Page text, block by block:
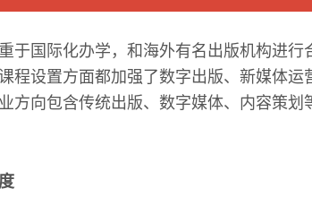
于国际化办学，和海外有名出版机构进
程设置方面都加强了数字出版、新媒体运
方向包含传统出版、数字媒体、内容策划